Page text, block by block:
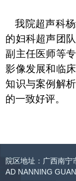
我院超声科杨
的妇科超声团
副主任医师等
影像发展和临
知识与案例解
的一致好评。
院区地址：广西南宁
AD NANNING